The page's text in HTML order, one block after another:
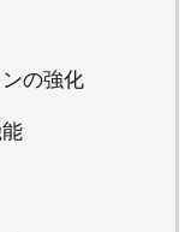
の強化